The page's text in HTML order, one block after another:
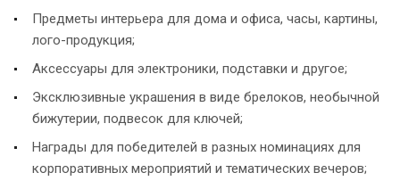
Предметы интерьера для дома и офиса, часы, картины,
лого-продукция;
Аксессуары для электроники, подставки и другое;
Эксклюзивные украшения в виде брелоков, необычной
бижутерии, подвесок для ключей;
Награды для победителей в разных номинациях для
корпоративных мероприятий и тематических вечеров;